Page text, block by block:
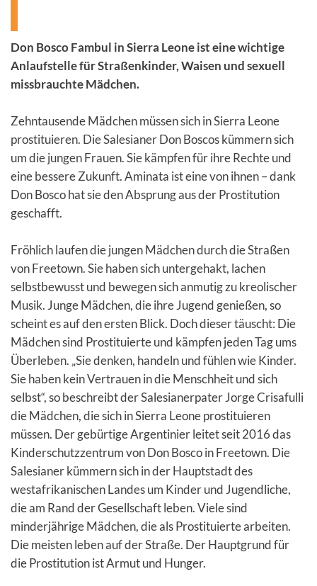
Don Bosco Fambul in Sierra Leone ist eine wichtige
Anlaufstelle für Straßenkinder, Waisen und sexuell
missbrauchte Mädchen.
Zehntausende Mädchen müssen sich in Sierra Leone
prostituieren. Die Salesianer Don Boscos kümmern sich
um die jungen Frauen. Sie kämpfen für ihre Rechte und
eine bessere Zukunft. Aminata ist eine von ihnen – dank
Don Bosco hat sie den Absprung aus der Prostitution
geschafft.
Fröhlich laufen die jungen Mädchen durch die Straßen
von Freetown. Sie haben sich untergehakt, lachen
selbstbewusst und bewegen sich anmutig zu kreolischer
Musik. Junge Mädchen, die ihre Jugend genießen, so
scheint es auf den ersten Blick. Doch dieser täuscht: Die
Mädchen sind Prostituierte und kämpfen jeden Tag ums
Überleben. „Sie denken, handeln und fühlen wie Kinder.
Sie haben kein Vertrauen in die Menschheit und sich
selbst“, so beschreibt der Salesianerpater Jorge Crisafulli
die Mädchen, die sich in Sierra Leone prostituieren
müssen. Der gebürtige Argentinier leitet seit 2016 das
Kinderschutzzentrum von Don Bosco in Freetown. Die
Salesianer kümmern sich in der Hauptstadt des
westafrikanischen Landes um Kinder und Jugendliche,
die am Rand der Gesellschaft leben. Viele sind
minderjährige Mädchen, die als Prostituierte arbeiten.
Die meisten leben auf der Straße. Der Hauptgrund für
die Prostitution ist Armut und Hunger.